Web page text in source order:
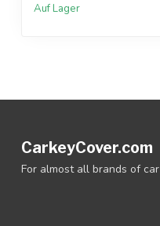
Auf Lager
CarkeyCover.com
For almost all brands of car